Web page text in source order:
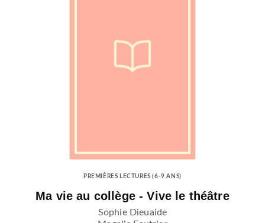
PREMIÈRES LECTURES (6-9 ANS)
Ma vie au collège - Vive le théâtre
Sophie Dieuaide